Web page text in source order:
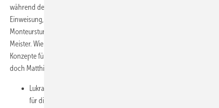
während der Bauzeit bis hin zur erforderlichen detaillierten
Einweisung, zusammenrechnet, dann kommen auf drei
Monteurstunden eine Stunde für die Beratungstätigkeiten durch den
Meister. Wie soll dies in Zukunft kalkuliert werden?“ Taugliche
Konzepte für die Mitgliedschaft stehen erst noch vor der Bewährung,
doch Matthias Wagnitz nannte bereits zwei wichtige Punkte:
Lukrativ für den SHK-Betrieb werde nur das Komplettangebot
für die haustechnischen Anlagen sein können